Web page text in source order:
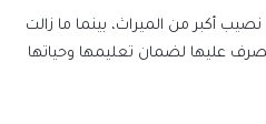
أكبر من الميراث، بينما ما زالت
عليها لضمان تعليمها وحياتها